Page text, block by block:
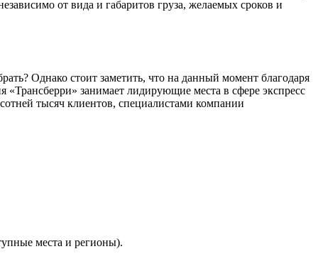
от вида и габаритов груза, желаемых сроков и
Однако стоит заметить, что на данный момент благодаря
занимает лидирующие места в сфере экспресс
тысяч клиентов, специалистами компании
места и регионы).